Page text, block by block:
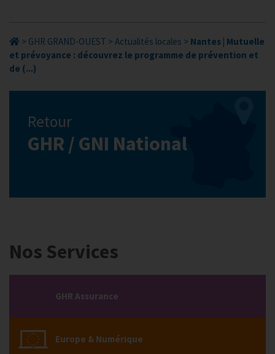
> GHR GRAND-OUEST > Actualités locales > Nantes | Mutuelle
et prévoyance : découvrez le programme de prévention et
de (...)
Retour
GHR / GNI National
Nos Services
GHR Assurance
Europe & Numérique